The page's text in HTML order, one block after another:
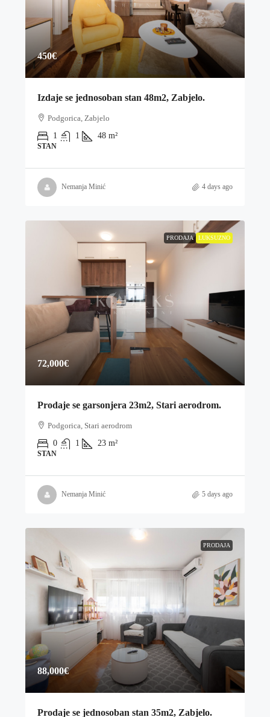
450€
Izdaje se jednosoban stan 48m2, Zabjelo.
Podgorica, Zabjelo
1
1 48 m²
STAN
Nemanja Minić 4 days ago
PRODAJA LUKSUZNO
72,000€
Prodaje se garsonjera 23m2, Stari aerodrom.
Podgorica, Stari aerodrom
0
1 23 m²
STAN
Nemanja Minić 5 days ago
PRODAJA
88,000€
Prodaje se jednosoban stan 35m2, Zabjelo.